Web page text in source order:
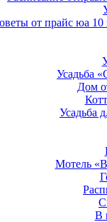
от прайс юа 10
Усадьба
Дом
Мотель
В